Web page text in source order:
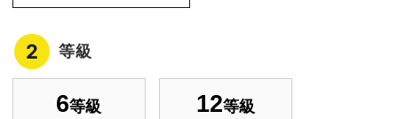
2 等級
6等級 12等級